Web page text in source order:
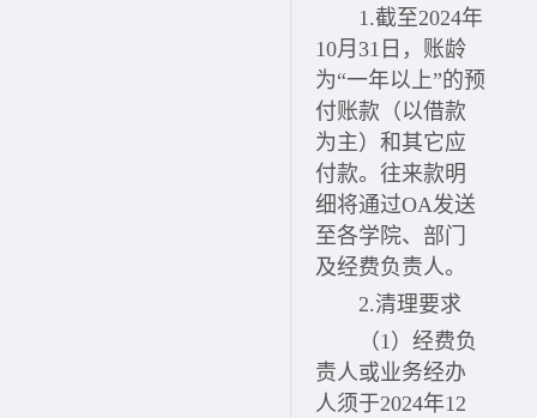
1.截至2024年
10月31日，账龄
为“一年以上”的预
付账款（以借款
为主）和其它应
付款。往来款明
细将通过OA发送
至各学院、部门
及经费负责人。
2.清理要求
（1）经费负
责人或业务经办
人须于2024年12